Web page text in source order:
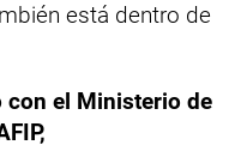
está dentro de
con el Ministerio de